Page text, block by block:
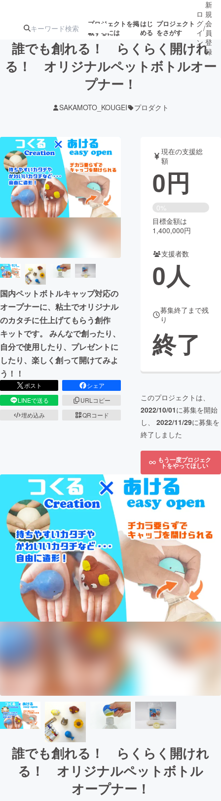
プロジェクトを掲
載するには
はじ
める
プロジェクト
をさがす
注目の新着プロ募集終了が近いプ
テクノロジー・ガジェット
映像・映画 書籍・雑誌
ビジネス・起業 チャレンジ
まちづくり・地域活性化
CAMPFIRE for Social Good
CAMPFIRE Creation
CAMPFIREふるさと納税
コミュニティ
ロ
グ
イ
ン
/
新
規
会
員
登
録
誰でも創れる！ らくらく開けれ
る！ オリジナルペットボトルオー
プナー！
SAKAMOTO_KOUGEI プロダクト
国内ペットボトルキャップ対応の
オープナーに、粘土でオリジナル
のカタチに仕上げてもらう創作
キットです。 みんなで創ったり、
自分で使用したり、プレゼントに
したり、楽しく創って開けてみよ
う！！
ポスト
シェア
LINEで送る
URLコピー
埋め込み
QRコード
現在の支援総
額
0円
0%
目標金額は
1,400,000円
支援者数
0人
募集終了まで残
り
終了
このプロジェクトは、
2022/10/01に募集を開始
し、 2022/11/29に募集を
終了しました
もう一度プロジェク
トをやってほしい
誰でも創れる！ らくらく開けれ
る！ オリジナルペットボトル
オープナー！